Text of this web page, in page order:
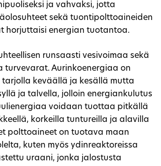
ja vahvaksi, jotta
sekä tuontipolttoaineiden
horjuttaisi energian tuotantoa.
runsaasti vesivoimaa sekä
turvevarat. Aurinkoenergiaa on
tarjolla keväällä ja kesällä mutta
ja talvella, jolloin energiankulutus
voidaan tuottaa pitkällä
korkeilla tuntureilla ja alavilla
polttoaineet on tuotava maan
kuten myös ydinreaktoreissa
uraani, jonka jalostusta